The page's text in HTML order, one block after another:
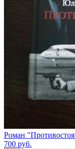
Роман
700 руб.